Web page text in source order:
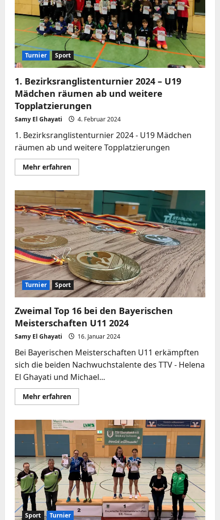
1980
spielt
Bundesklasse!
Turnier Sport
1. Bezirksranglistenturnier 2024 – U19
Mädchen räumen ab und weitere
Topplatzierungen
Samy El Ghayati 4. Februar 2024
1. Bezirksranglistenturnier 2024 - U19 Mädchen
räumen ab und weitere Topplatzierungen
Mehr erfahrenMehr
Informationen
Bezirksranglistenturnier
2024
–
U19
Mädchen
räumen
ab
und
weitere
Topplatzierungen
Turnier Sport
Zweimal Top 16 bei den Bayerischen
Meisterschaften U11 2024
Samy El Ghayati 16. Januar 2024
Bei Bayerischen Meisterschaften U11 erkämpften
sich die beiden Nachwuchstalente des TTV - Helena
El Ghayati und Michael...
Mehr erfahrenMehr
Informationen
Top
16
bei
den
Bayerischen
Meisterschaften
U11
2024
Sport Turnier